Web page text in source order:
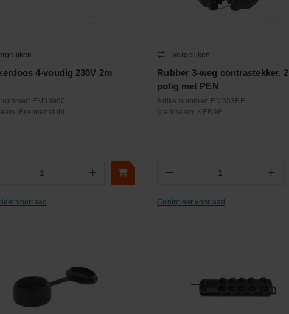
4-voudig 230V 2m
EM59960
Brennenstuhl
+
voorraad
Vergelijken
Rubber 3-weg contrastekker, 2
polig met PEN
Artikelnummer: EM353BEL
Merknaam: KERAF
− +
Controleer voorraad